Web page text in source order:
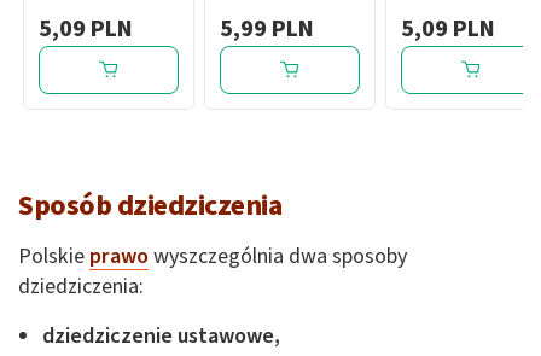
ml
5,09 PLN
g
5,99 PLN
cynkiem, 100 ml
5,09 PLN
Sposób dziedziczenia
Polskie prawowyszczególnia dwa sposoby
dziedziczenia:
dziedziczenie ustawowe,